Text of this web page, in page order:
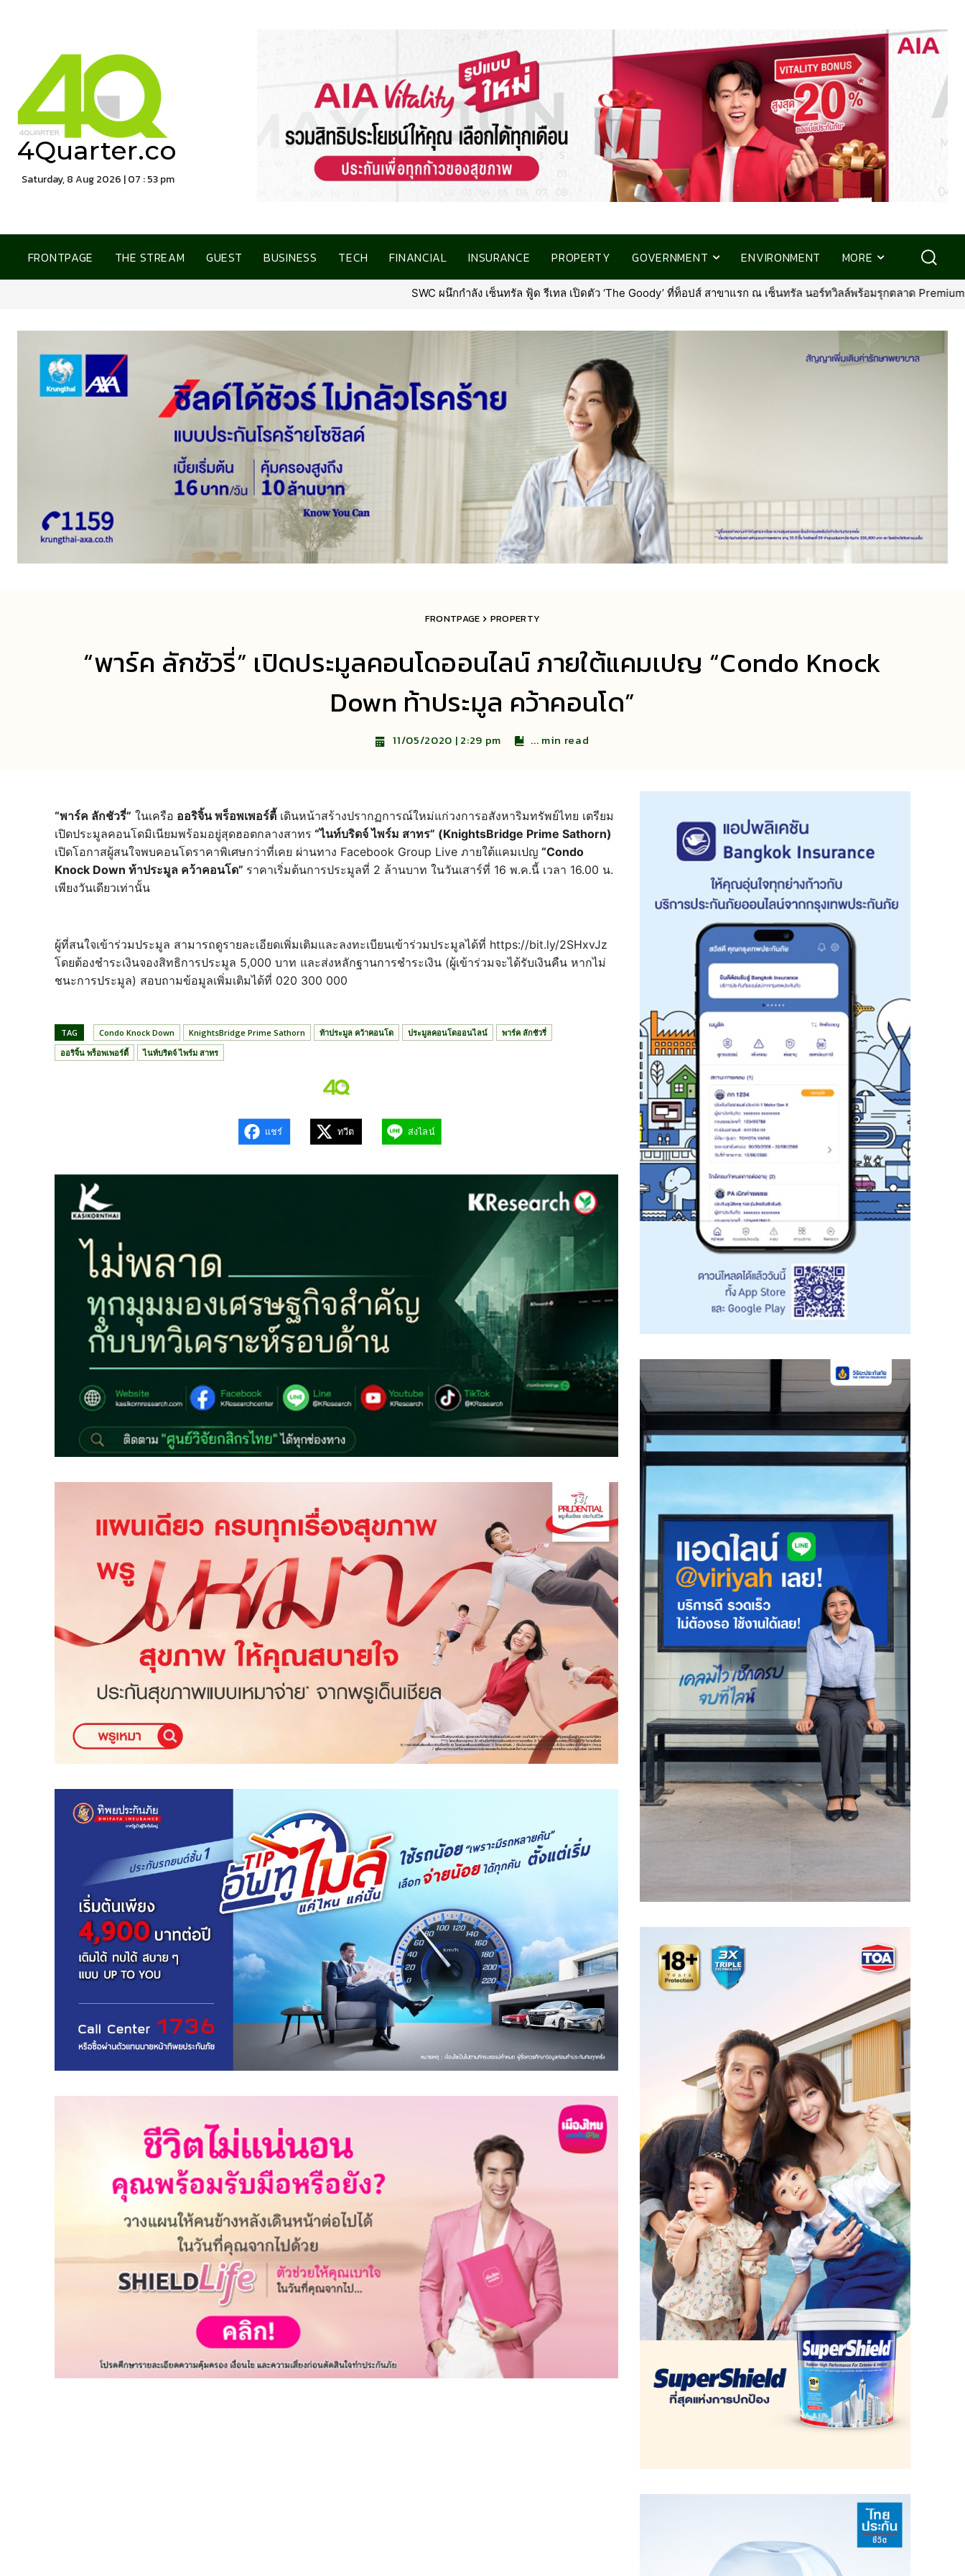
4Quarter.co
Saturday, 8 Aug 2026 | 07 : 53 pm
FRONTPAGE THE STREAM GUEST BUSINESS TECH FINANCIAL INSURANCE PROPERTY GOVERNMENT ENVIRONMENT MORE
SWC ผนึกกำลัง เซ็นทรัล ฟู้ด รีเทล เปิดตัว ‘The Goody’ ที่ท็อปส์ สาขาแรก ณ เซ็นทรัล นอร์ทวิลล์พร้อมรุกตลาด Premium Pet Food & Pet Grooming ทั่วประเทศ
FRONTPAGE PROPERTY
“พาร์ค ลักชัวรี่” เปิดประมูลคอนโดออนไลน์ ภายใต้แคมเปญ “Condo Knock
Down ท้าประมูล คว้าคอนโด”
11/05/2020 | 2:29 pm ... min read
“พาร์ค ลักชัวรี่” ในเครือ ออริจิ้น พร็อพเพอร์ตี้ เดินหน้าสร้างปรากฏการณ์ใหม่แก่วงการอสังหาริมทรัพย์ไทย เตรียม
เปิดประมูลคอนโดมิเนียมพร้อมอยู่สุดฮอตกลางสาทร “ไนท์บริดจ์ ไพร์ม สาทร” (KnightsBridge Prime Sathorn)
เปิดโอกาสผู้สนใจพบคอนโดราคาพิเศษกว่าที่เคย ผ่านทาง Facebook Group Live ภายใต้แคมเปญ “Condo
Knock Down ท้าประมูล คว้าคอนโด” ราคาเริ่มต้นการประมูลที่ 2 ล้านบาท ในวันเสาร์ที่ 16 พ.ค.นี้ เวลา 16.00 น.
เพียงวันเดียวเท่านั้น
ผู้ที่สนใจเข้าร่วมประมูล สามารถดูรายละเอียดเพิ่มเติมและลงทะเบียนเข้าร่วมประมูลได้ที่ https://bit.ly/2SHxvJz
โดยต้องชำระเงินจองสิทธิการประมูล 5,000 บาท และส่งหลักฐานการชำระเงิน (ผู้เข้าร่วมจะได้รับเงินคืน หากไม่
ชนะการประมูล) สอบถามข้อมูลเพิ่มเติมได้ที่ 020 300 000
TAG Condo Knock Down KnightsBridge Prime Sathorn ท้าประมูล คว้าคอนโด ประมูลคอนโดออนไลน์
พาร์ค ลักชัวรี่
ออริจิ้น พร็อพเพอร์ตี้
ไนท์บริดจ์ ไพร์ม สาทร
แชร์ ทวีต ส่งไลน์